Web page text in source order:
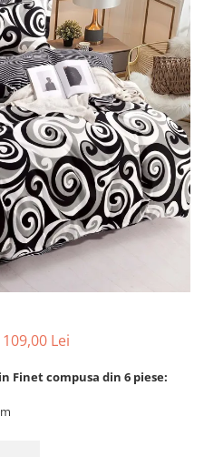
109,00 Lei
Finet compusa din 6 piese: